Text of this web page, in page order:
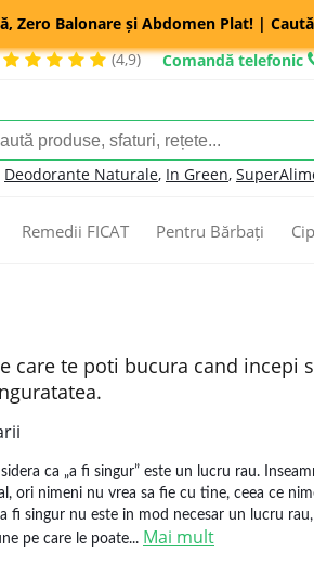
Zero Balonare și Abdomen Plat! |
(4,9)
Comandă telefonic
Deodorante Naturale, In Green,
Remedii FICAT Pentru Bărbați
care te poti bucura cand incepi
ca „a fi singur” este un lucru rau.
ori nimeni nu vrea sa fie cu tine, ceea ce
fi singur nu este in mod necesar un lucru
pe care le poate... Mai mult